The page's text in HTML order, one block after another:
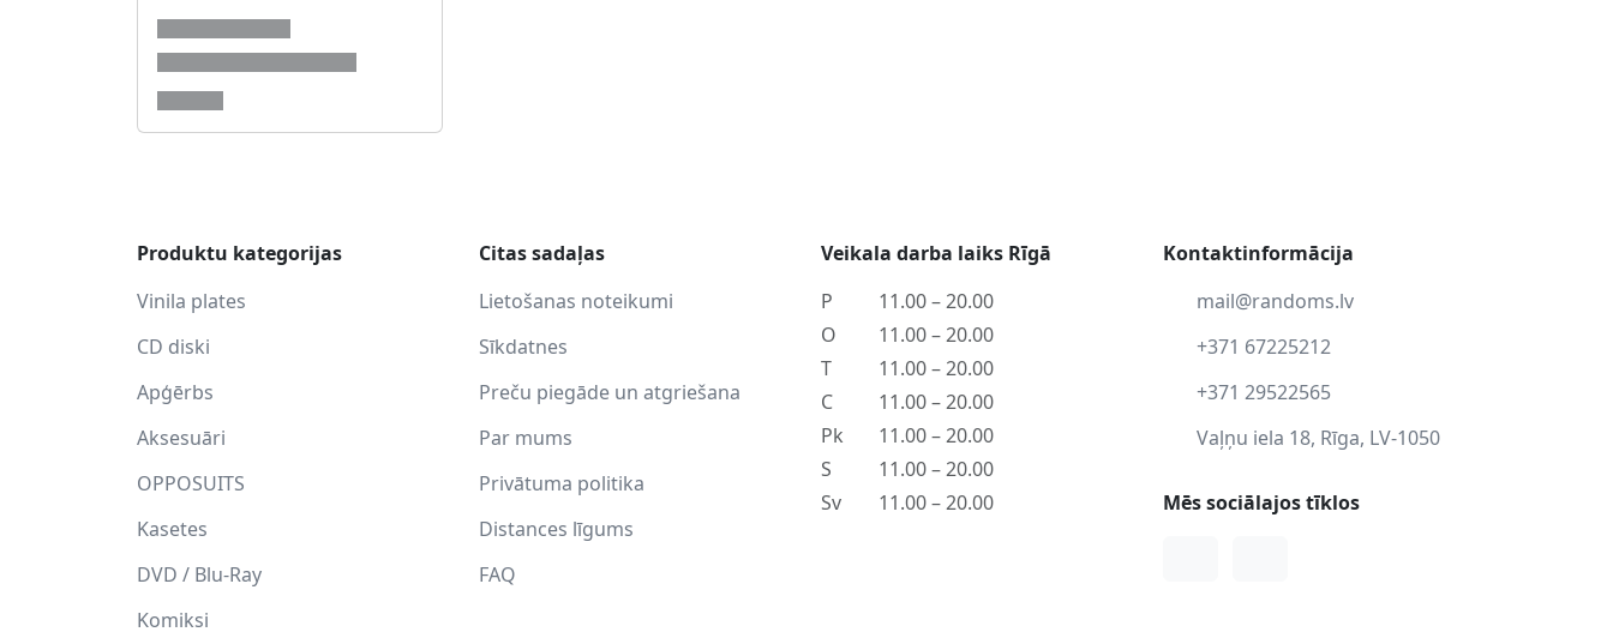
Produktu kategorijas
Vinila plates
CD diski
Apģērbs
Aksesuāri
OPPOSUITS
Kasetes
DVD / Blu-Ray
Komiksi
Citas sadaļas
Lietošanas noteikumi
Sīkdatnes
Preču piegāde un atgriešana
Par mums
Privātuma politika
Distances līgums
FAQ
Veikala darba laiks Rīgā
P
11.00 – 20.00
O
11.00 – 20.00
T
11.00 – 20.00
C
11.00 – 20.00
Pk
11.00 – 20.00
S
11.00 – 20.00
Sv
11.00 – 20.00
Kontaktinformācija
mail@randoms.lv
+371 67225212
+371 29522565
Vaļņu iela 18, Rīga, LV-1050
Mēs sociālajos tīklos